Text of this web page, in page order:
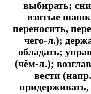
выбирать;
взятые
переносить,
чего-л.);
обладать;
(чём-л.);
вести